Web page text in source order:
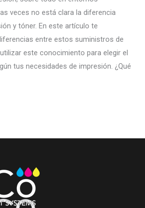
veces no está clara la diferencia
y tóner. En este artículo te
entre estos suministros de
este conocimiento para elegir el
tus necesidades de impresión. ¿Qué